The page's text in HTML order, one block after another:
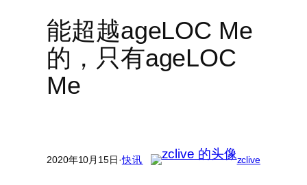
能超越ageLOC Me
的，只有ageLOC
Me
2020年10月15日·快讯 zclive